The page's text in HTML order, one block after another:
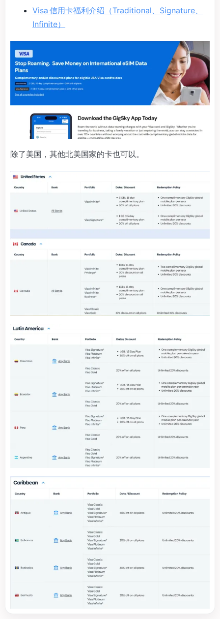
Visa 信用卡福利介绍（Traditional、Signature、
Infinite）
除了美国，其他北美国家的卡也可以。